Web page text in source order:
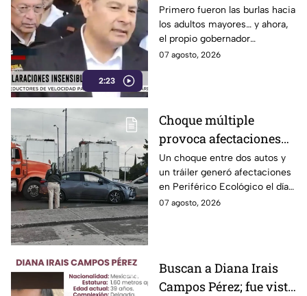
2:23
Puebla con Palestina:
Alejandro Armenta se
disculpa “a modo” por
sus insensibles dichos
las también morenistas
Nayeli Salvatori y
Grace Palomares
Primero fueron las burlas hacia
los adultos mayores… y ahora,
el propio gobernador
morenista Alejandro Armenta
en Palestina. Tras la polémica y
el rechazo, el mandatario tuvo
que salir a pedir disculpas…
pero la pregunta es: ¿Basta
con decir “me equivoqué”
cada vez que una declaración
genera indignación?
07 agosto, 2026
Choque múltiple
provoca afectaciones
en Periférico Ecológico
hoy viernes
Un choque entre dos autos y
un tráiler generó afectaciones
en Periférico Ecológico el día
de hoy, con dirección a la 24
07 agosto, 2026
Buscan a Diana Irais
Campos Pérez; fue vista